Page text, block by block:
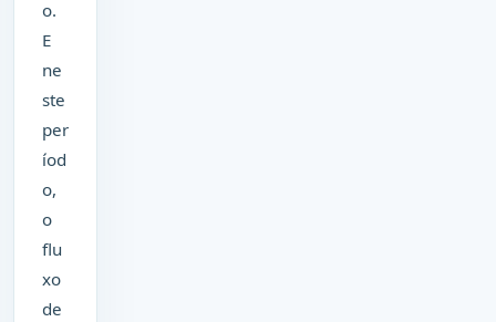
o.
E
ne
ste
per
íod
o,
o
flu
xo
de